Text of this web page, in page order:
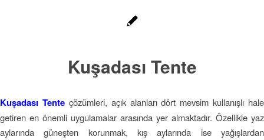
Kuşadası Tente
Kuşadası Tenteçözümleri, açık alanları dört mevsim kullanışlı hale
getiren en önemli uygulamalar arasında yer almaktadır. Özellikle yaz
aylarında güneşten korunmak, kış aylarında ise yağışlardan